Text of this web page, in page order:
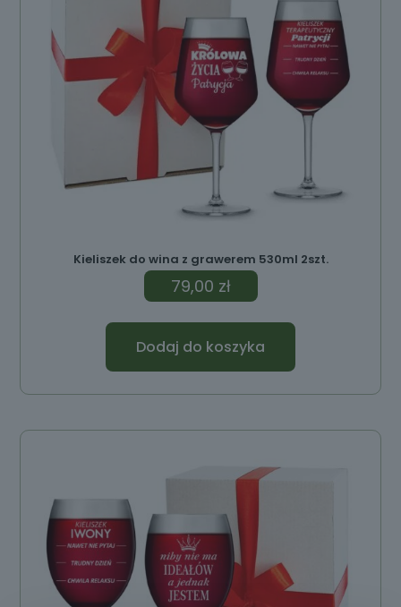
Kieliszek do wina z grawerem 530ml 2szt.
79,00 zł
Dodaj do koszyka